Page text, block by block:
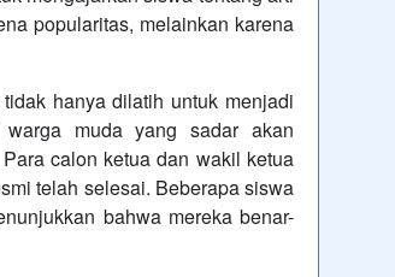
popularitas, melainkan karena
hanya dilatih untuk menjadi
muda yang sadar akan
calon ketua dan wakil ketua
telah selesai. Beberapa siswa
bahwa mereka benar-